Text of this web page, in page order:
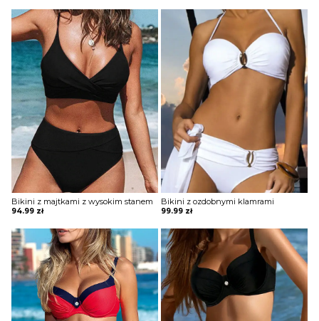
Bikini z majtkami z wysokim stanem
94.99 zł
Bikini z ozdobnymi klamrami
99.99 zł